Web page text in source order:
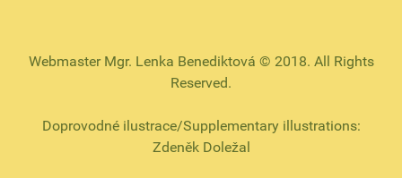
Webmaster Mgr. Lenka Benediktová © 2018. All Rights
Reserved.
Doprovodné ilustrace/Supplementary illustrations:
Zdeněk Doležal